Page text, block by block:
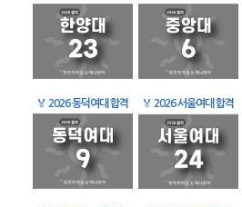
🏅 2026 동덕여대 합격 🏅 2026 서울여대 합격